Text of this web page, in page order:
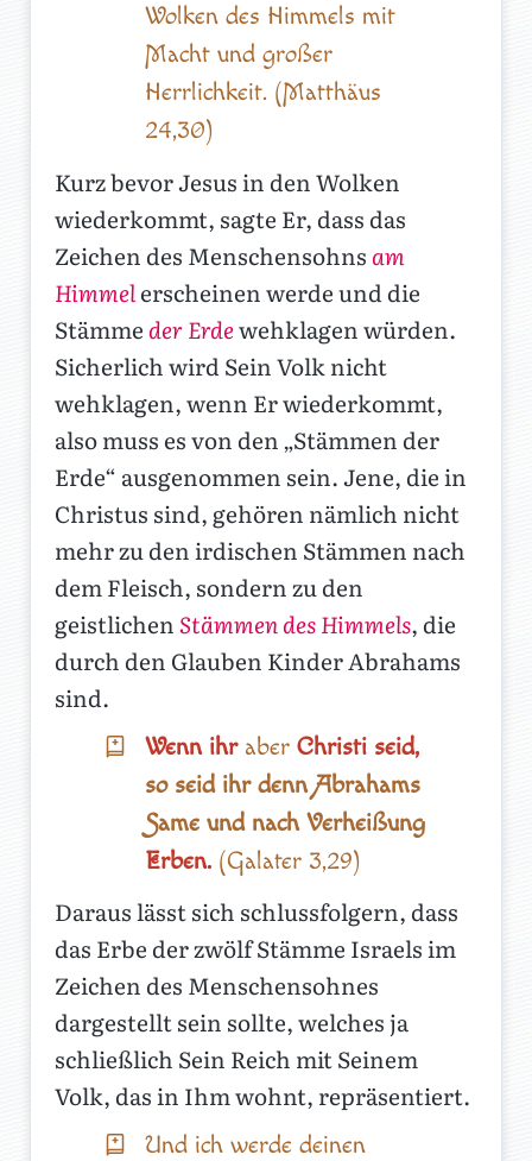
Wolken des Himmels mit
Macht und großer
Herrlichkeit. (Matthäus
24,30)
Kurz bevor Jesus in den Wolken
wiederkommt, sagte Er, dass das
Zeichen des Menschensohns am
Himmelerscheinen werde und die
Stämme der Erdewehklagen würden.
Sicherlich wird Sein Volk nicht
wehklagen, wenn Er wiederkommt,
also muss es von den „Stämmen der
Erde“ ausgenommen sein. Jene, die in
Christus sind, gehören nämlich nicht
mehr zu den irdischen Stämmen nach
dem Fleisch, sondern zu den
geistlichenStämmen des Himmels, die
durch den Glauben Kinder Abrahams
sind.
Wenn ihraber Christi seid,
so seid ihr denn Abrahams
Same und nach Verheißung
Erben.(Galater 3,29)
Daraus lässt sich schlussfolgern, dass
das Erbe der zwölf Stämme Israels im
Zeichen des Menschensohnes
dargestellt sein sollte, welches ja
schließlich Sein Reich mit Seinem
Volk, das in Ihm wohnt, repräsentiert.
Und ich werde deinen